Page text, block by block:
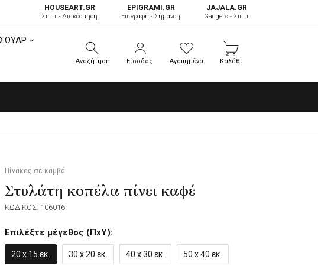
HOUSEART.GR
Σπίτι - Διακόσμηση
ΕPIGRAMI.GR
Επιγραφή - Σήμανση
JAJALA.GR
Gadgets - Σπίτι
Αναζήτηση Είσοδος Αγαπημένα Καλάθι
Πίνακες σε καμβά
Στυλάτη κοπέλα πίνει καφέ
ΚΩΔΙΚΟΣ: 106016
Επιλέξτε μέγεθος (ΠxΥ):
20 x 15 εκ. 30 x 20 εκ. 40 x 30 εκ. 50 x 40 εκ.